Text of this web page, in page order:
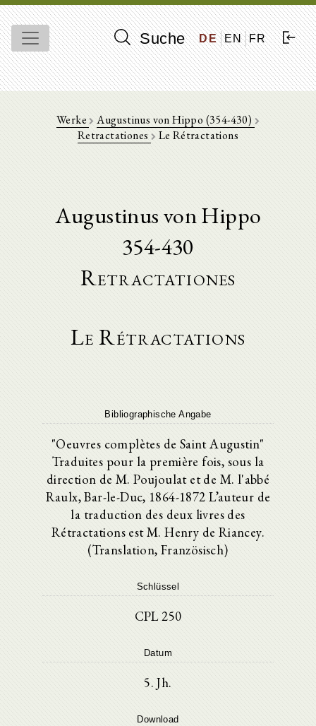
Suche DE EN FR
Werke Augustinus von Hippo (354-430)
Retractationes
Le Rétractations
Augustinus von Hippo
354-430
Retractationes
Le Rétractations
Bibliographische Angabe
"Oeuvres complètes de Saint Augustin"
Traduites pour la première fois, sous la
direction de M. Poujoulat et de M. l'abbé
Raulx, Bar-le-Duc, 1864-1872 L’auteur de
la traduction des deux livres des
Rétractations est M. Henry de Riancey.
(Translation, Französisch)
Schlüssel
CPL 250
Datum
5. Jh.
Download